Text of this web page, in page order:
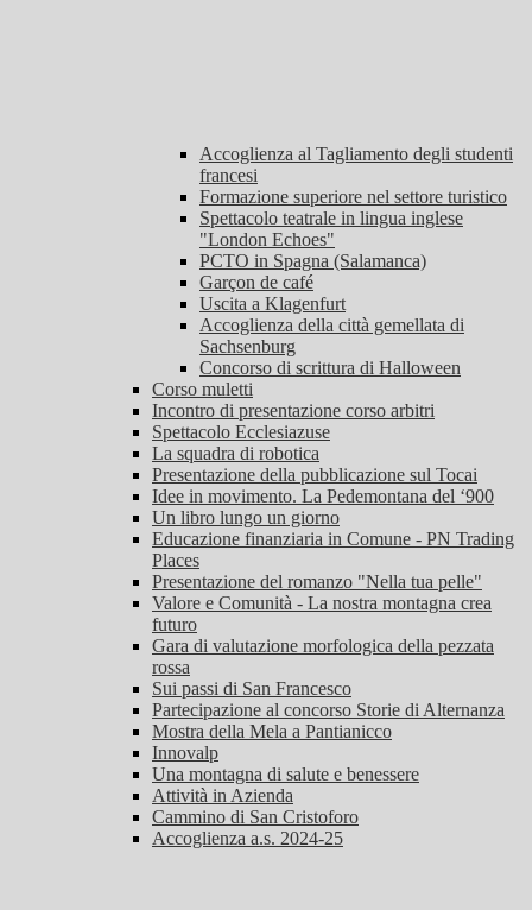
Accoglienza al Tagliamento degli studenti
francesi
Formazione superiore nel settore turistico
Spettacolo teatrale in lingua inglese
"London Echoes"
PCTO in Spagna (Salamanca)
Garçon de café
Uscita a Klagenfurt
Accoglienza della città gemellata di
Sachsenburg
Concorso di scrittura di Halloween
Corso muletti
Incontro di presentazione corso arbitri
Spettacolo Ecclesiazuse
La squadra di robotica
Presentazione della pubblicazione sul Tocai
Idee in movimento. La Pedemontana del ‘900
Un libro lungo un giorno
Educazione finanziaria in Comune - PN Trading
Places
Presentazione del romanzo "Nella tua pelle"
Valore e Comunità - La nostra montagna crea
futuro
Gara di valutazione morfologica della pezzata
rossa
Sui passi di San Francesco
Partecipazione al concorso Storie di Alternanza
Mostra della Mela a Pantianicco
Innovalp
Una montagna di salute e benessere
Attività in Azienda
Cammino di San Cristoforo
Accoglienza a.s. 2024-25